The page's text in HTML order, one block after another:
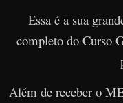
Essa é a sua
completo do Curso
Além de receber o